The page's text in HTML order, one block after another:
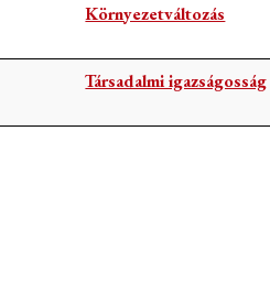
Környezetváltozás
Társadalmi igazságosság